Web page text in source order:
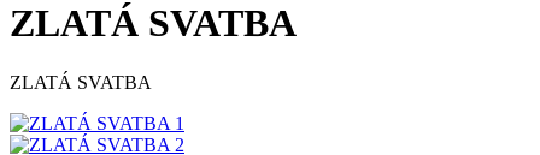
ZLATÁ SVATBA
ZLATÁ SVATBA